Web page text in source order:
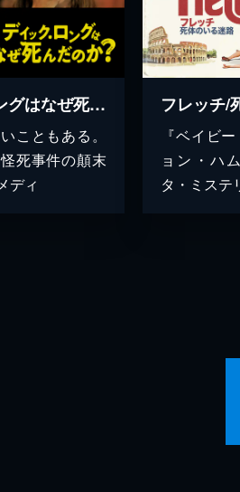
ディック・ロングはなぜ死んだのか
こともある。
死事件の顛末
ディ
フレッチ/
『ベイビ
ョン・ハ
タ・ミステ